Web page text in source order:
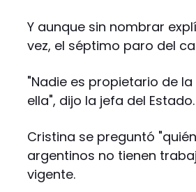
Y aunque sin nombrar
vez, el séptimo paro del
"Nadie es propietario de
ella", dijo la jefa del Estado.
Cristina se preguntó
argentinos no tienen
vigente.